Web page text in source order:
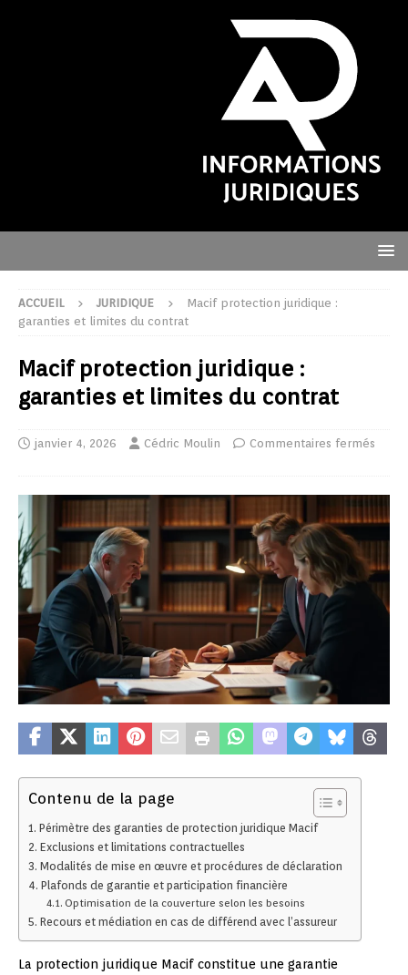
ACCUEIL JURIDIQUE
Macif protection juridique :
garanties et limites du contrat
Macif protection juridique :
garanties et limites du contrat
janvier 4, 2026 Cédric Moulin Commentaires fermés
Contenu de la page
Périmètre des garanties de protection juridique Macif
Exclusions et limitations contractuelles
Modalités de mise en œuvre et procédures de déclaration
Plafonds de garantie et participation financière
Optimisation de la couverture selon les besoins
Recours et médiation en cas de différend avec l’assureur
La protection juridique Macif constitue une garantie